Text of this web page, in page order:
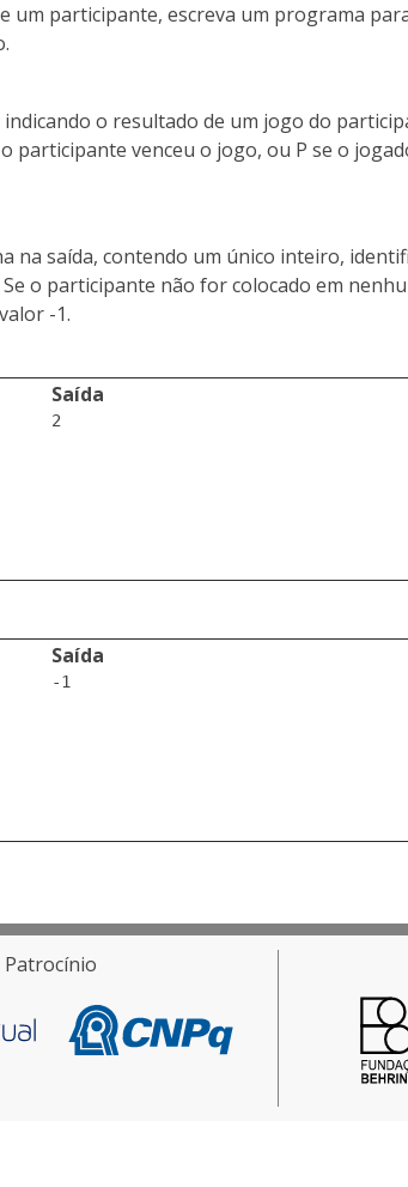
um participante, escreva um programa
o resultado de um jogo do
participante venceu o jogo, ou P se o
na saída, contendo um único inteiro,
o participante não for colocado em
-1.
Saída
2
Saída
-1
Patrocínio